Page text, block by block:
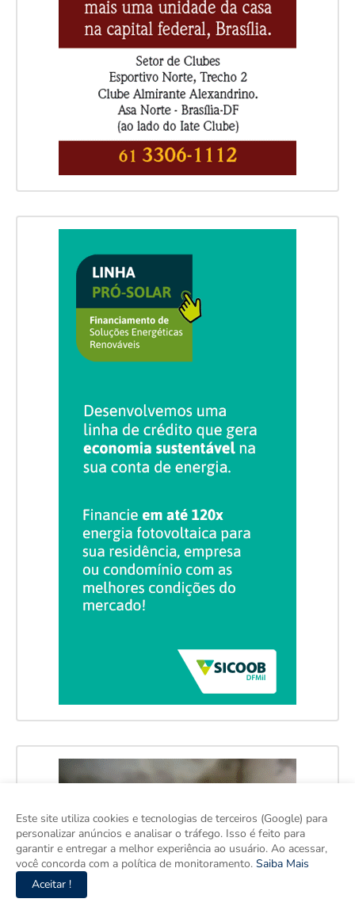
Este site utiliza cookies e tecnologias de terceiros (Google) para
personalizar anúncios e analisar o tráfego. Isso é feito para
garantir e entregar a melhor experiência ao usuário. Ao acessar,
você concorda com a política de monitoramento. Saiba Mais
Aceitar !